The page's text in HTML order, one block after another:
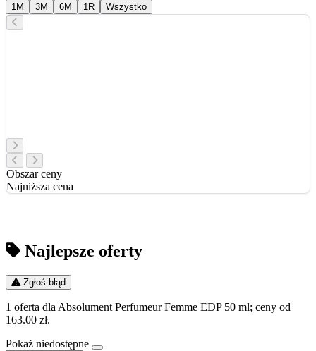
1M 3M 6M 1R Wszystko
Obszar ceny
Najniższa cena
Najlepsze oferty
Zgłoś błąd
1 oferta dla Absolument Perfumeur Femme EDP 50 ml; ceny od
163.00 zł.
Pokaż niedostępne